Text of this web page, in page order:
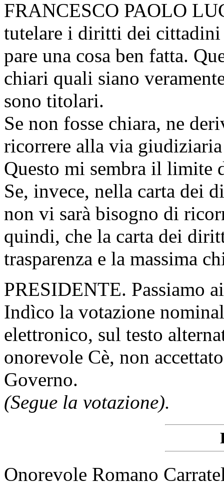
FRANCESCO PAOLO
tutelare i diritti dei cittadini
pare una cosa ben fatta.
chiari quali siano
sono titolari.
Se non fosse chiara, ne
ricorrere alla via
Questo mi sembra il limite
Se, invece, nella carta dei
non vi sarà bisogno di
quindi, che la carta dei
trasparenza e la massima
PRESIDENTE. Passiamo
Indìco la votazione
elettronico, sul testo
onorevole Cè, non
Governo.
(Segue la votazione).
Onorevole Romano